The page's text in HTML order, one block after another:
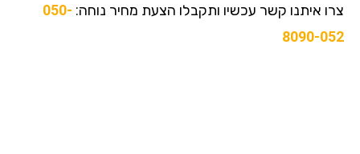
צרו איתנו קשר עכשיו ותקבלו הצעת מחיר נוחה: 050-
8090-052